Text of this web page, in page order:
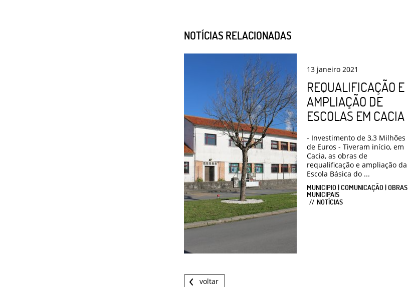
NOTÍCIAS RELACIONADAS
13 janeiro 2021
REQUALIFICAÇÃO E
AMPLIAÇÃO DE
ESCOLAS EM CACIA
- Investimento de 3,3 Milhões
de Euros - Tiveram início, em
Cacia, as obras de
requalificação e ampliação da
Escola Básica do ...
MUNICIPIO | COMUNICAÇÃO | OBRAS
MUNICIPAIS
NOTÍCIAS
voltar